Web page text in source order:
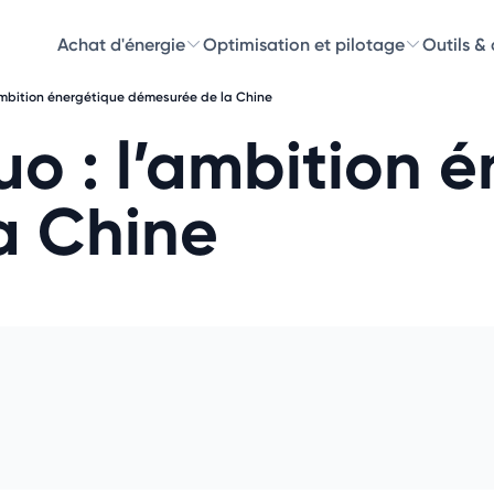
Achat d'énergie Optimisation et pilotage Outils &
énergétique démesurée de la Chine
: l’ambition
Chine
Choisissez les